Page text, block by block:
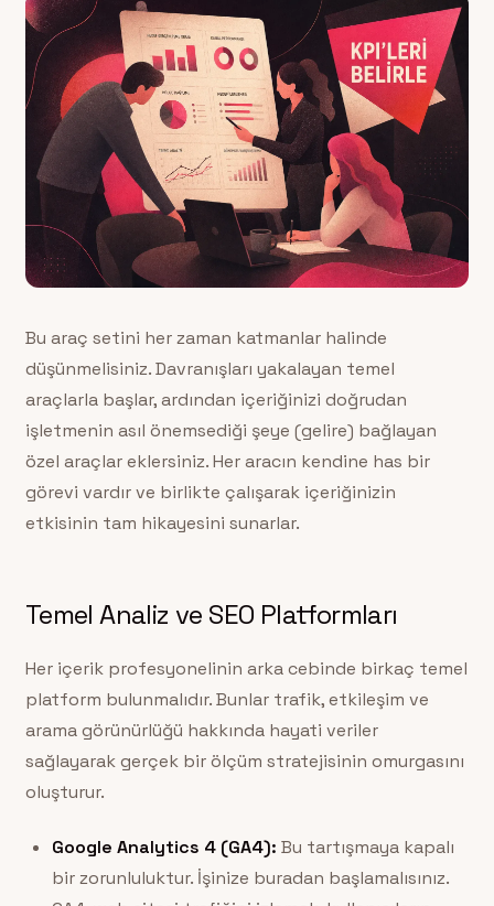
Bu araç setini her zaman katmanlar halinde
düşünmelisiniz. Davranışları yakalayan temel
araçlarla başlar, ardından içeriğinizi doğrudan
işletmenin asıl önemsediği şeye (gelire) bağlayan
özel araçlar eklersiniz. Her aracın kendine has bir
görevi vardır ve birlikte çalışarak içeriğinizin
etkisinin tam hikayesini sunarlar.
Temel Analiz ve SEO Platformları
Her içerik profesyonelinin arka cebinde birkaç temel
platform bulunmalıdır. Bunlar trafik, etkileşim ve
arama görünürlüğü hakkında hayati veriler
sağlayarak gerçek bir ölçüm stratejisinin omurgasını
oluşturur.
Google Analytics 4 (GA4): Bu tartışmaya kapalı
bir zorunluluktur. İşinize buradan başlamalısınız.